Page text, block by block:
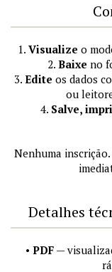
1. Visualize o
2. Baixe no
3. Edite os dados
ou
4. Salve,
Nenhuma
Detalhes
• PDF —